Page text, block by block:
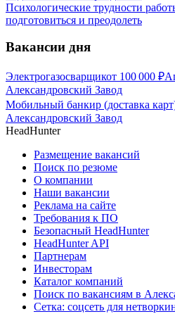
Психологические трудности
подготовиться и преодолеть
Вакансии дня
Электрогазосварщикот 100 000 ₽
Александровский Завод
Мобильный банкир (доставка
Александровский Завод
HeadHunter
Размещение вакансий
Поиск по резюме
О компании
Наши вакансии
Реклама на сайте
Требования к ПО
Безопасный HeadHunter
HeadHunter API
Партнерам
Инвесторам
Каталог компаний
Поиск по вакансиям в
Сетка: соцсеть для